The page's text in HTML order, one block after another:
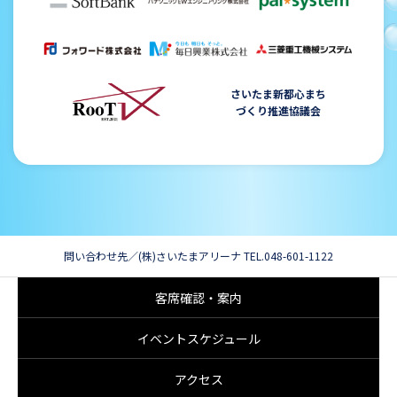
さいたま新都心まち
づくり推進協議会
問い合わせ先／(株)さいたまアリーナ TEL.048-601-1122
客席確認・案内
イベントスケジュール
アクセス